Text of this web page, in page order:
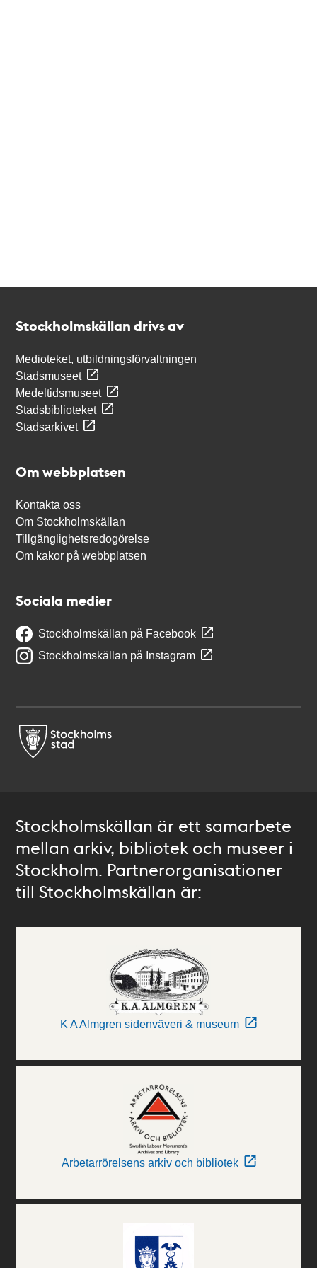
Stockholmskällan drivs av
Medioteket, utbildningsförvaltningen
Stadsmuseet
Medeltidsmuseet
Stadsbiblioteket
Stadsarkivet
Om webbplatsen
Kontakta oss
Om Stockholmskällan
Tillgänglighetsredogörelse
Om kakor på webbplatsen
Sociala medier
Stockholmskällan på Facebook
Stockholmskällan på Instagram
Stockholmskällan är ett samarbete
mellan arkiv, bibliotek och museer i
Stockholm. Partnerorganisationer
till Stockholmskällan är:
K A Almgren sidenväveri & museum
Arbetarrörelsens arkiv och bibliotek